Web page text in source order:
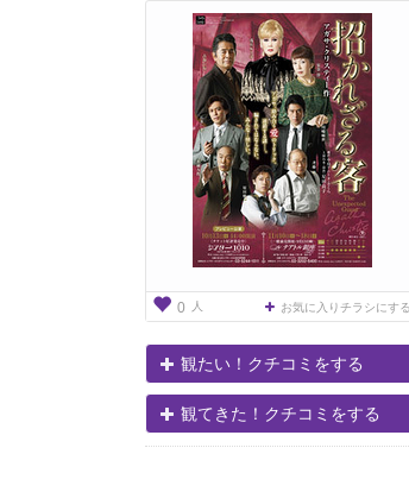
0 人 お気に入りチラシにする
観たい！クチコミをする
観てきた！クチコミをする